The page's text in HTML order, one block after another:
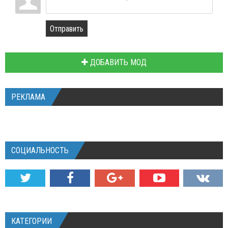
Отправить
ДОБАВИТЬ МОД
РЕКЛАМА
СОЦИАЛЬНОСТЬ
КАТЕГОРИИ